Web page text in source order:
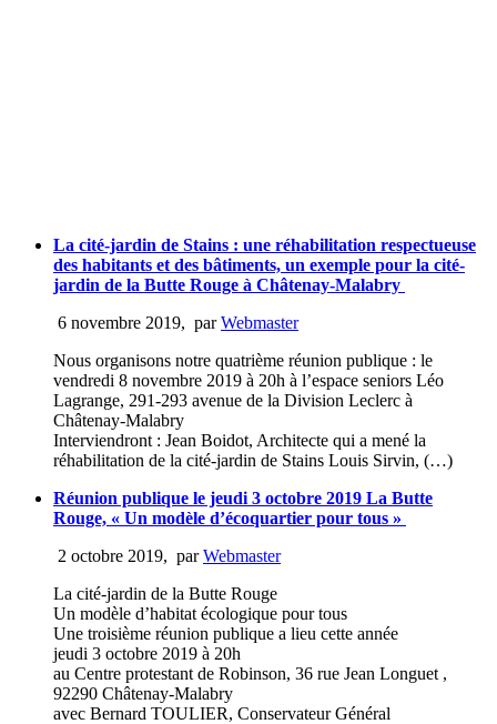
La cité-jardin de Stains : une réhabilitation respectueuse
des habitants et des bâtiments, un exemple pour la cité-
jardin de la Butte Rouge à Châtenay-Malabry
6 novembre 2019, parWebmaster
Nous organisons notre quatrième réunion publique : le
vendredi 8 novembre 2019 à 20h à l’espace seniors Léo
Lagrange, 291-293 avenue de la Division Leclerc à
Châtenay-Malabry
Interviendront : Jean Boidot, Architecte qui a mené la
réhabilitation de la cité-jardin de Stains Louis Sirvin, (…)
Réunion publique le jeudi 3 octobre 2019 La Butte
Rouge, « Un modèle d’écoquartier pour tous »
2 octobre 2019, parWebmaster
La cité-jardin de la Butte Rouge
Un modèle d’habitat écologique pour tous
Une troisième réunion publique a lieu cette année
jeudi 3 octobre 2019 à 20h
au Centre protestant de Robinson, 36 rue Jean Longuet ,
92290 Châtenay-Malabry
avec Bernard TOULIER, Conservateur Général